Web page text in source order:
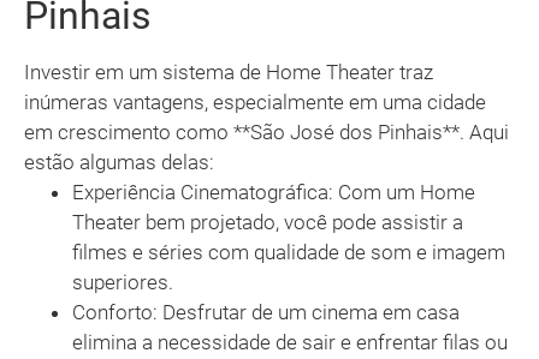
Pinhais
Investir em um sistema de Home Theater traz
inúmeras vantagens, especialmente em uma cidade
em crescimento como **São José dos Pinhais**. Aqui
estão algumas delas:
Experiência Cinematográfica: Com um Home
Theater bem projetado, você pode assistir a
filmes e séries com qualidade de som e imagem
superiores.
Conforto: Desfrutar de um cinema em casa
elimina a necessidade de sair e enfrentar filas ou